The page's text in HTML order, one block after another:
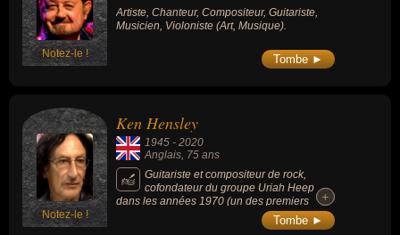
Notez-le !
Artiste, Chanteur, Compositeur, Guitariste,
Musicien, Violoniste (Art, Musique).
Tombe ►
Notez-le !
Ken Hensley
1945 - 2020
Anglais , 75 ans
Guitariste et compositeur de rock,
cofondateur du groupe Uriah Heep
dans les années 1970 (un des premiers
groupes de hard rock de l’histoire). Il a écrit
ou coécrit la plupart des chansons d'Uriah
+
+
Tombe ►